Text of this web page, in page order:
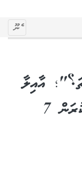
މެނޫ
އާއިލާ
ބަނޑަށް މަރުވުމުން ސަލާމަތްކުރަން 7